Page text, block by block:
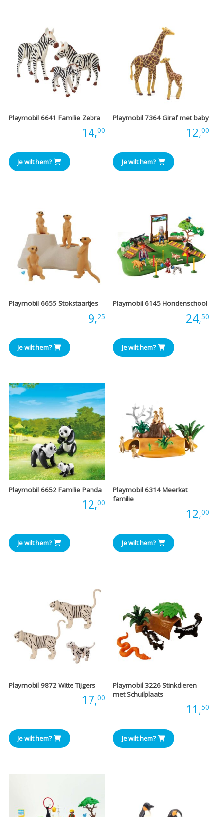
Playmobil 6641 Familie Zebra
14,00
Je wilt hem?
Playmobil 7364 Giraf met baby
12,00
Je wilt hem?
Playmobil 6655 Stokstaartjes
9,25
Je wilt hem?
Playmobil 6145 Hondenschool
24,50
Je wilt hem?
Playmobil 6652 Familie Panda
12,00
Je wilt hem?
Playmobil 6314 Meerkat
familie
12,00
Je wilt hem?
Playmobil 9872 Witte Tijgers
17,00
Je wilt hem?
Playmobil 3226 Stinkdieren
met Schuilplaats
11,50
Je wilt hem?